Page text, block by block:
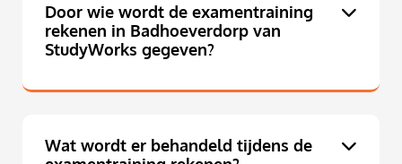
Door wie wordt de examentraining
rekenen in Badhoeverdorp van
StudyWorks gegeven?
Wat wordt er behandeld tijdens de